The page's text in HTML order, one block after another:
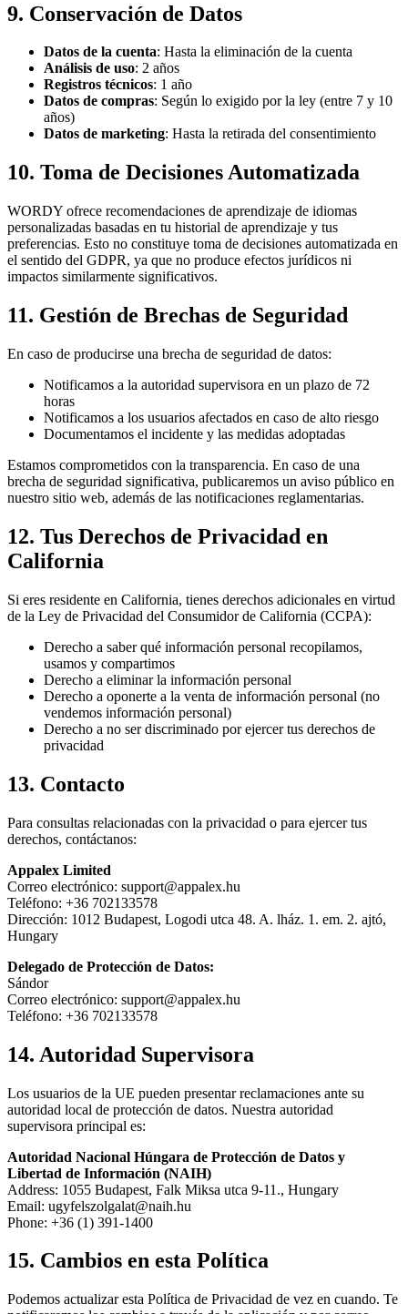
9. Conservación de Datos
Datos de la cuenta: Hasta la eliminación de la cuenta
Análisis de uso: 2 años
Registros técnicos: 1 año
Datos de compras: Según lo exigido por la ley (entre 7 y 10
años)
Datos de marketing: Hasta la retirada del consentimiento
10. Toma de Decisiones Automatizada
WORDY ofrece recomendaciones de aprendizaje de idiomas
personalizadas basadas en tu historial de aprendizaje y tus
preferencias. Esto no constituye toma de decisiones automatizada en
el sentido del GDPR, ya que no produce efectos jurídicos ni
impactos similarmente significativos.
11. Gestión de Brechas de Seguridad
En caso de producirse una brecha de seguridad de datos:
Notificamos a la autoridad supervisora en un plazo de 72
horas
Notificamos a los usuarios afectados en caso de alto riesgo
Documentamos el incidente y las medidas adoptadas
Estamos comprometidos con la transparencia. En caso de una
brecha de seguridad significativa, publicaremos un aviso público en
nuestro sitio web, además de las notificaciones reglamentarias.
12. Tus Derechos de Privacidad en
California
Si eres residente en California, tienes derechos adicionales en virtud
de la Ley de Privacidad del Consumidor de California (CCPA):
Derecho a saber qué información personal recopilamos,
usamos y compartimos
Derecho a eliminar la información personal
Derecho a oponerte a la venta de información personal (no
vendemos información personal)
Derecho a no ser discriminado por ejercer tus derechos de
privacidad
13. Contacto
Para consultas relacionadas con la privacidad o para ejercer tus
derechos, contáctanos:
Appalex Limited
Correo electrónico: support@appalex.hu
Teléfono: +36 702133578
Dirección: 1012 Budapest, Logodi utca 48. A. lház. 1. em. 2. ajtó,
Hungary
Delegado de Protección de Datos:
Sándor
Correo electrónico: support@appalex.hu
Teléfono: +36 702133578
14. Autoridad Supervisora
Los usuarios de la UE pueden presentar reclamaciones ante su
autoridad local de protección de datos. Nuestra autoridad
supervisora principal es:
Autoridad Nacional Húngara de Protección de Datos y
Libertad de Información (NAIH)
Address: 1055 Budapest, Falk Miksa utca 9-11., Hungary
Email: ugyfelszolgalat@naih.hu
Phone: +36 (1) 391-1400
15. Cambios en esta Política
Podemos actualizar esta Política de Privacidad de vez en cuando. Te